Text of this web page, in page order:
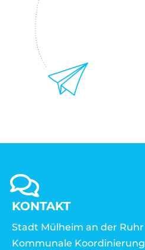
KONTAKT
Stadt Mülheim an der Ruhr
Kommunale Koordinierung